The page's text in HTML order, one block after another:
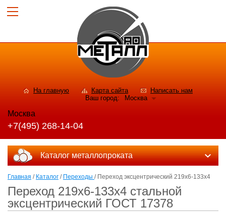
На главную Карта сайта
Написать нам
Ваш город:
Москва
Москва
+7(495) 268-14-04
Каталог металлопроката
Главная / Каталог / Переходы / Переход эксцентрический 219х6-133х4
Переход 219х6-133х4 стальной
эксцентрический ГОСТ 17378